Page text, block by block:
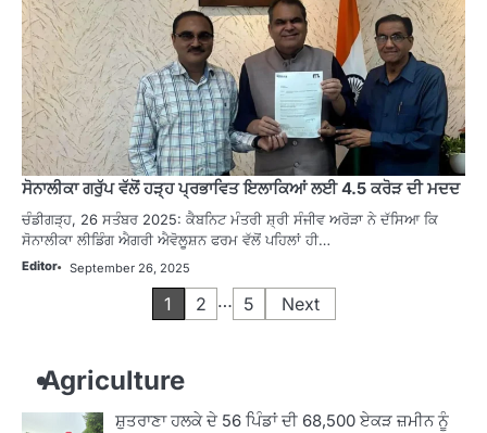
ਸੋਨਾਲੀਕਾ ਗਰੁੱਪ ਵੱਲੋਂ ਹੜ੍ਹ ਪ੍ਰਭਾਵਿਤ ਇਲਾਕਿਆਂ ਲਈ 4.5 ਕਰੋੜ ਦੀ ਮਦਦ
ਚੰਡੀਗੜ੍ਹ, 26 ਸਤੰਬਰ 2025: ਕੈਬਨਿਟ ਮੰਤਰੀ ਸ਼੍ਰੀ ਸੰਜੀਵ ਅਰੋੜਾ ਨੇ ਦੱਸਿਆ ਕਿ
ਸੋਨਾਲੀਕਾ ਲੀਡਿੰਗ ਐਗਰੀ ਐਵੋਲੂਸ਼ਨ ਫਰਮ ਵੱਲੋਂ ਪਹਿਲਾਂ ਹੀ…
Editor September 26, 2025
1 2 … 5 Next
Agriculture
ਸ਼ੁਤਰਾਣਾ ਹਲਕੇ ਦੇ 56 ਪਿੰਡਾਂ ਦੀ 68,500 ਏਕੜ ਜ਼ਮੀਨ ਨੂੰ